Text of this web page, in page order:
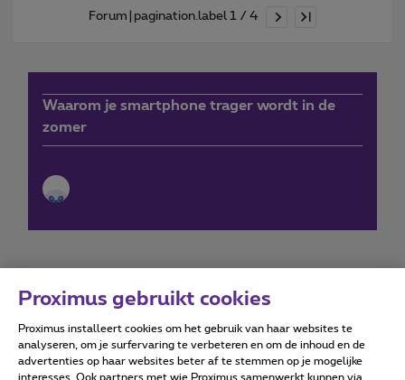
Forum|pagination.label 1 / 4
Waarom je smartphone trager wordt in de
zomer
Forumvoorwaarden Accessibility statement
Proximus gebruikt cookies
Proximus installeert cookies om het gebruik van haar websites te
analyseren, om je surfervaring te verbeteren en om de inhoud en de
advertenties op haar websites beter af te stemmen op je mogelijke
interesses. Ook partners met wie Proximus samenwerkt kunnen via